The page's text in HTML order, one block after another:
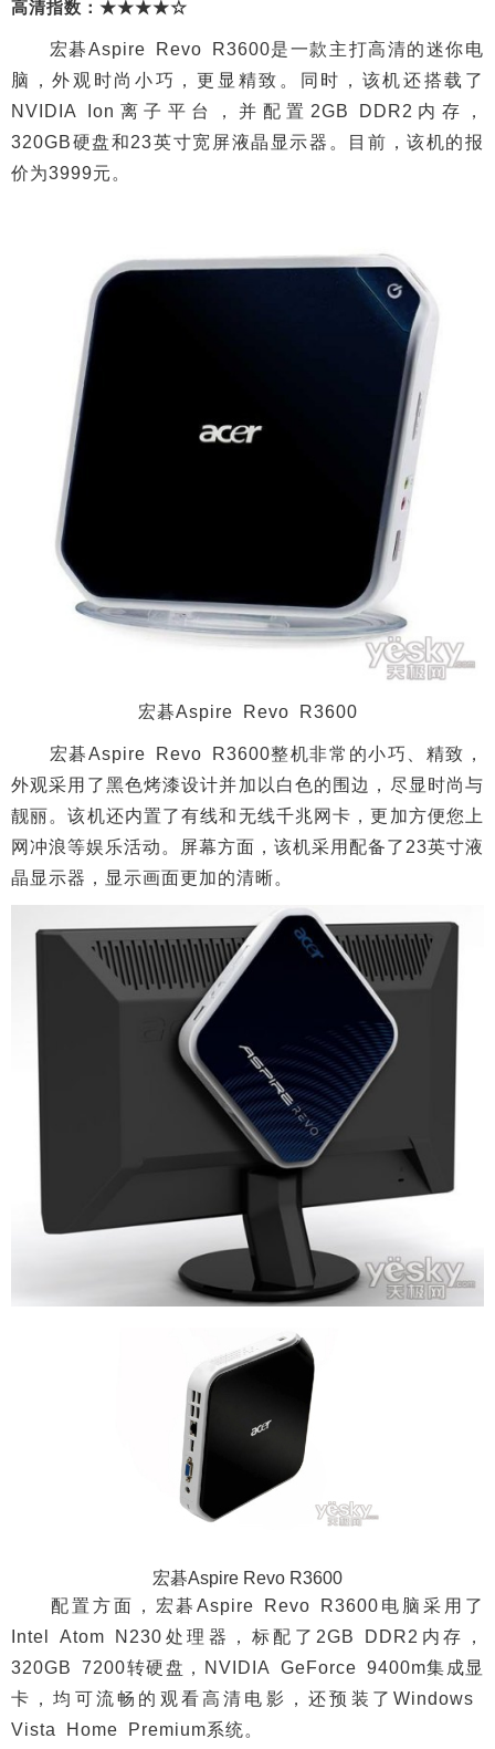
高清指数：★★★★☆
宏碁Aspire Revo R3600是一款主打高清的迷你电
脑，外观时尚小巧，更显精致。同时，该机还搭载了
NVIDIA Ion离子平台，并配置2GB DDR2内存，
320GB硬盘和23英寸宽屏液晶显示器。目前，该机的报
价为3999元。
宏碁Aspire Revo R3600
宏碁Aspire Revo R3600整机非常的小巧、精致，
外观采用了黑色烤漆设计并加以白色的围边，尽显时尚与
靓丽。该机还内置了有线和无线千兆网卡，更加方便您上
网冲浪等娱乐活动。屏幕方面，该机采用配备了23英寸液
晶显示器，显示画面更加的清晰。
宏碁Aspire Revo R3600
配置方面，宏碁Aspire Revo R3600电脑采用了
Intel Atom N230处理器，标配了2GB DDR2内存，
320GB 7200转硬盘，NVIDIA GeForce 9400m集成显
卡，均可流畅的观看高清电影，还预装了Windows
Vista Home Premium系统。